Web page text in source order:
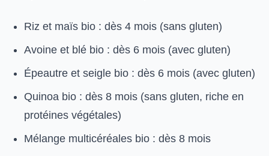
Riz et maïs bio : dès 4 mois (sans gluten)
Avoine et blé bio : dès 6 mois (avec gluten)
Épeautre et seigle bio : dès 6 mois (avec gluten)
Quinoa bio : dès 8 mois (sans gluten, riche en
protéines végétales)
Mélange multicéréales bio : dès 8 mois